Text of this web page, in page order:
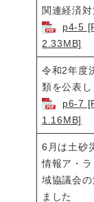
関連経済対
p4-5
2.33MB]
令和2年度
類を公表し
p6-7
1.16MB]
6月は土砂
情報ア・
域協議会
ました